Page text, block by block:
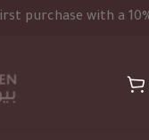
purchase with a 10%